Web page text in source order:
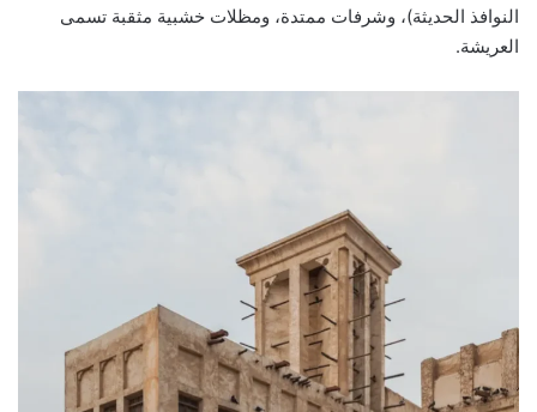
النوافذ الحديثة)، وشرفات ممتدة، ومظلات خشبية مثقبة تسمى
العريشة.